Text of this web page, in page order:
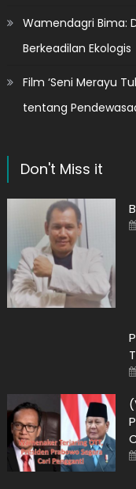
Wamendagri Bima:
Berkeadilan Ekologis
Film ‘Seni Merayu
tentang
Don't Miss it